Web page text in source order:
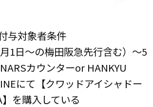
与対象者条件
1日～の梅田阪急先行含む）～5
カウンターor HANKYU
にて【クワッドアイシャドー
を購入している